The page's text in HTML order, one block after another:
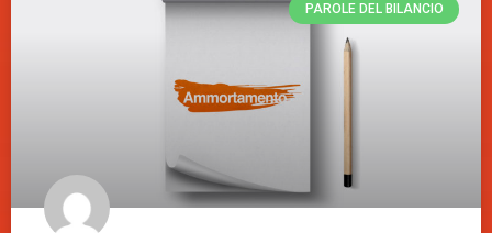
PAROLE DEL BILANCIO